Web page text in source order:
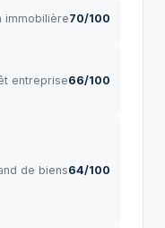
immobilière70/100
entreprise66/100
de biens64/100